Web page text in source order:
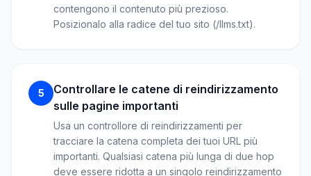
contengono il contenuto più prezioso.
Posizionalo alla radice del tuo sito (/llms.txt).
5
Controllare le catene di reindirizzamento
sulle pagine importanti
Usa un controllore di reindirizzamenti per
tracciare la catena completa dei tuoi URL più
importanti. Qualsiasi catena più lunga di due hop
deve essere ridotta a un singolo reindirizzamento